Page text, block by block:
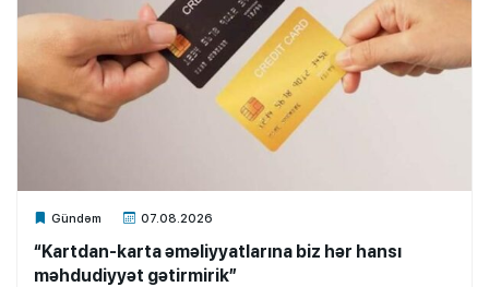
Gündəm 07.08.2026
Xalq.Online
“Kartdan-karta əməliyyatlarına biz hər hansı
məhdudiyyət gətirmirik”